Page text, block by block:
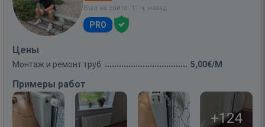
Был на сайте: 11 ч. назад
PRO
Цены
Монтаж и ремонт труб 5,00€/M
Примеры работ
+124